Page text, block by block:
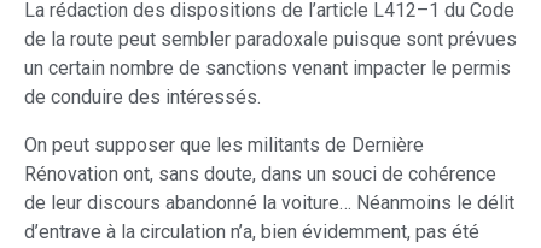
La rédaction des dispositions de l’article L412–1 du Code
de la route peut sembler paradoxale puisque sont prévues
un certain nombre de sanctions venant impacter le permis
de conduire des intéressés.
On peut supposer que les militants de Dernière
Rénovation ont, sans doute, dans un souci de cohérence
de leur discours abandonné la voiture… Néanmoins le délit
d’entrave à la circulation n’a, bien évidemment, pas été